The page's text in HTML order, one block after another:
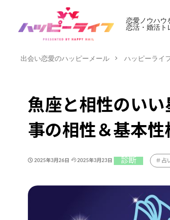
恋愛ノウハウ
恋活・婚活ト
出会い恋愛のハッピーメール ハッピーライ
魚座と相性のい
事の相性＆基本性
2025年3月26日 2025年3月23日 診断 占